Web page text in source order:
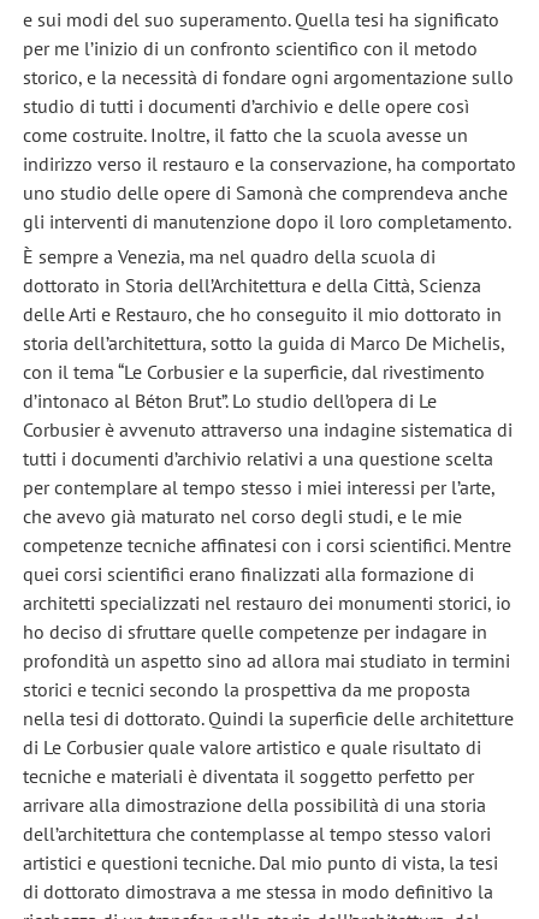
e sui modi del suo superamento. Quella tesi ha significato
per me l’inizio di un confronto scientifico con il metodo
storico, e la necessità di fondare ogni argomentazione sullo
studio di tutti i documenti d’archivio e delle opere così
come costruite. Inoltre, il fatto che la scuola avesse un
indirizzo verso il restauro e la conservazione, ha comportato
uno studio delle opere di Samonà che comprendeva anche
gli interventi di manutenzione dopo il loro completamento.
È sempre a Venezia, ma nel quadro della scuola di
dottorato in Storia dell’Architettura e della Città, Scienza
delle Arti e Restauro, che ho conseguito il mio dottorato in
storia dell’architettura, sotto la guida di Marco De Michelis,
con il tema “Le Corbusier e la superficie, dal rivestimento
d’intonaco al Béton Brut”. Lo studio dell’opera di Le
Corbusier è avvenuto attraverso una indagine sistematica di
tutti i documenti d’archivio relativi a una questione scelta
per contemplare al tempo stesso i miei interessi per l’arte,
che avevo già maturato nel corso degli studi, e le mie
competenze tecniche affinatesi con i corsi scientifici. Mentre
quei corsi scientifici erano finalizzati alla formazione di
architetti specializzati nel restauro dei monumenti storici, io
ho deciso di sfruttare quelle competenze per indagare in
profondità un aspetto sino ad allora mai studiato in termini
storici e tecnici secondo la prospettiva da me proposta
nella tesi di dottorato. Quindi la superficie delle architetture
di Le Corbusier quale valore artistico e quale risultato di
tecniche e materiali è diventata il soggetto perfetto per
arrivare alla dimostrazione della possibilità di una storia
dell’architettura che contemplasse al tempo stesso valori
artistici e questioni tecniche. Dal mio punto di vista, la tesi
di dottorato dimostrava a me stessa in modo definitivo la